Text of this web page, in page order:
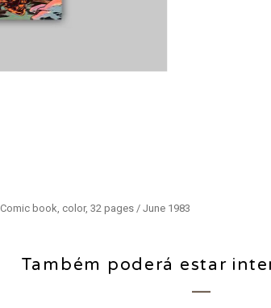
book, color, 32 pages / June 1983
Também poderá estar